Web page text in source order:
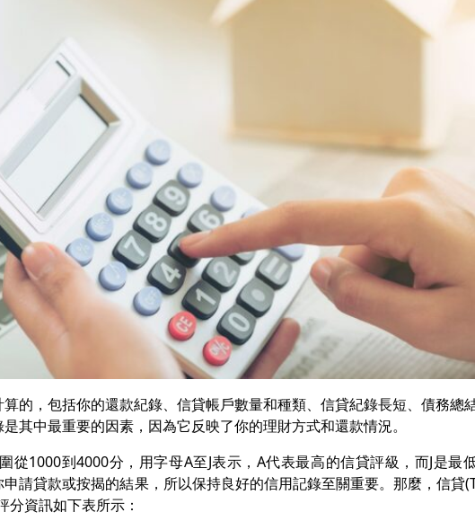
的，包括你的還款紀錄、信貸帳戶數量和種類、信貸紀錄長短、債務總
其中最重要的因素，因為它反映了你的理財方式和還款情況。
從1000到4000分，用字母A至J表示，A代表最高的信貸評級，而J是最
請貸款或按揭的結果，所以保持良好的信用記錄至關重要。那麼，信貸
資訊如下表所示：